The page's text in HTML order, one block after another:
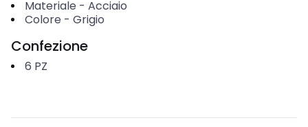
Materiale - Acciaio
Colore - Grigio
Confezione
6 PZ